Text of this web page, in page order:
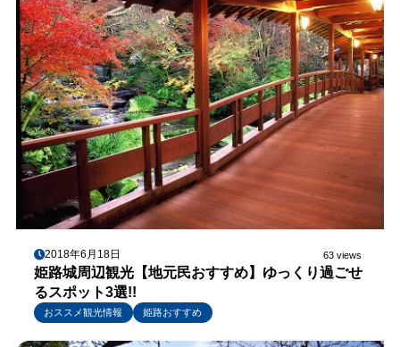
2018年6月18日 63 views
姫路城周辺観光【地元民おすすめ】ゆっくり過ごせ
るスポット3選!!
おススメ観光情報 姫路おすすめ